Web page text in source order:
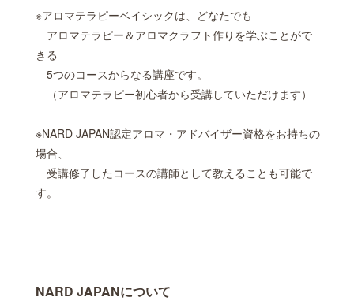
※アロマテラピーベイシックは、どなたでも
アロマテラピー＆アロマクラフト作りを学ぶことがで
きる
5つのコースからなる講座です。
（アロマテラピー初心者から受講していただけます）
※NARD JAPAN認定アロマ・アドバイザー資格をお持ちの
場合、
受講修了したコースの講師として教えることも可能で
す。
NARD JAPANについて